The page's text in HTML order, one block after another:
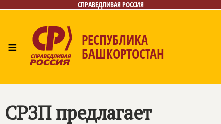
СПРАВЕДЛИВАЯ РОССИЯ
≡ РЕСПУБЛИКА
БАШКОРТОСТАН
СРЗП предлагает